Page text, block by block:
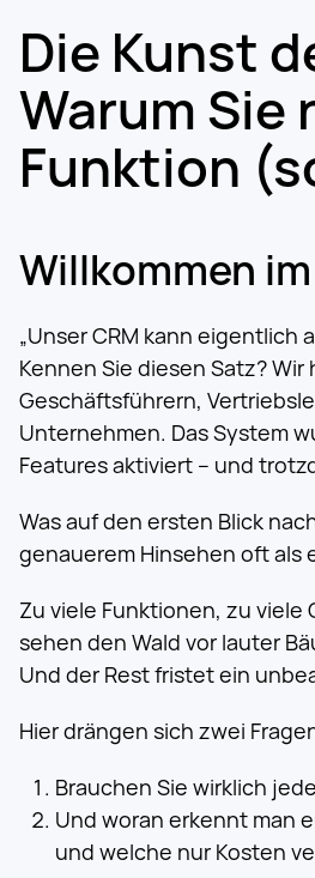
Die Kunst
Warum Sie
Funktion
Willkommen
„Unser CRM kann eigentlich
Kennen Sie diesen Satz?
Geschäftsführern,
Unternehmen. Das System
Features aktiviert – und
Was auf den ersten Blick
genauerem Hinsehen oft als
Zu viele Funktionen, zu viele
sehen den Wald vor lauter
Und der Rest fristet ein
Hier drängen sich zwei
Brauchen Sie wirklich
Und woran erkennt man
und welche nur Kosten